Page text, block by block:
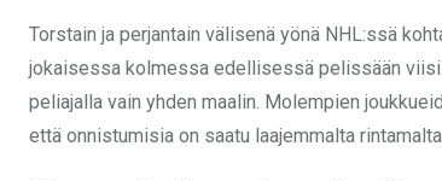
Torstain ja perjantain välisenä yönä NHL:ssä
jokaisessa kolmessa edellisessä pelissään
peliajalla vain yhden maalin. Molempien
että onnistumisia on saatu laajemmalta